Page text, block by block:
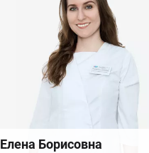
Елена Борисовна